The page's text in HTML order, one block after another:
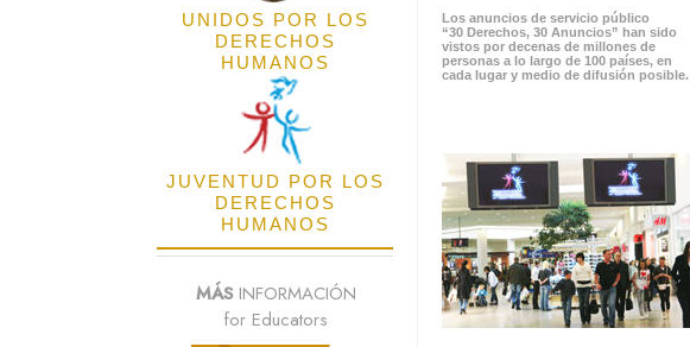
Los anuncios de servicio público
“30 Derechos, 30 Anuncios” han sido
vistos por decenas de millones de
personas a lo largo de 100 países, en
cada lugar y medio de difusión posible.
UNIDOS POR LOS
DERECHOS
HUMANOS
JUVENTUD POR LOS
DERECHOS
HUMANOS
MÁSINFORMACIÓN
for Educators